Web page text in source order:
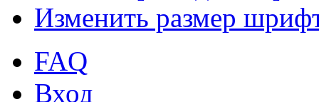
Изменить размер
FAQ
Вход